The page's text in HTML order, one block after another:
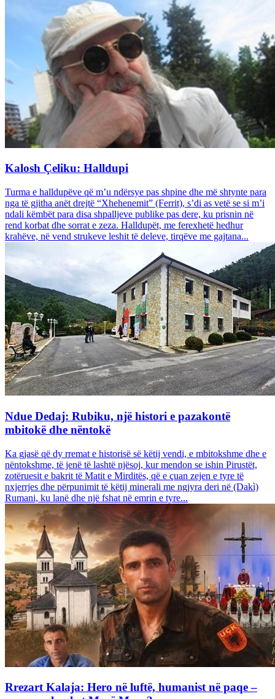
Kalosh Çeliku: Halldupi
Turma e halldupëve që m’u ndërsye pas shpine dhe më shtynte para
nga të gjitha anët drejtë “Xhehenemit” (Ferrit), s’di as vetë se si m’i
ndali këmbët para disa shpalljeve publike pas dere, ku prisnin në
rend korbat dhe sorrat e zeza. Halldupët, me ferexhetë hedhur
krahëve, në vend strukeve leshit të deleve, tirqëve me gajtana...
Ndue Dedaj: Rubiku, një histori e pazakontë
mbitokë dhe nëntokë
Ka gjasë që dy rremat e historisë së këtij vendi, e mbitokshme dhe e
nëntokshme, të jenë të lashtë njësoj, kur mendon se ishin Pirustët,
zotëruesit e bakrit të Matit e Mirditës, që e çuan zejen e tyre të
nxjerrjes dhe përpunimit të këtij minerali me ngjyra deri në (Dakì)
Rumani, ku lanë dhe një fshat në emrin e tyre...
Rrezart Kalaja: Hero në luftë, humanist në paqe –